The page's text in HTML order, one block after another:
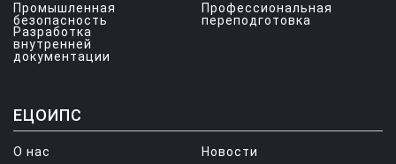
Промышленная
безопасность
Профессиональная
переподготовка
Разработка
внутренней
документации
ЕЦОИПС
О нас
Новости